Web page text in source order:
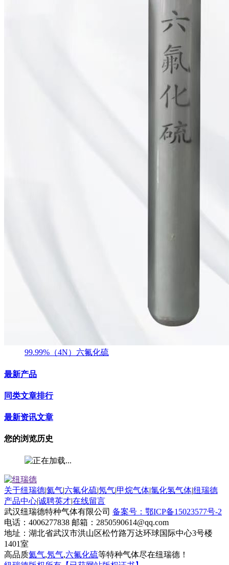
99.99%（4N）六氟化硫
最新产品
同类文章排行
最新资讯文章
您的浏览历史
关于纽瑞德|氦气|六氟化硫|氖气|甲烷气体|氯化氢气体|纽瑞德
产品中心|诚聘英才|在线留言
武汉纽瑞德特种气体有限公司 备案号：鄂ICP备15023577号-2
电话：4006277838 邮箱：2850590614@qq.com
地址：湖北省武汉市洪山区松竹路万达环球国际中心3号楼
1401室
高品质氦气,氖气,六氟化硫等特种气体尽在纽瑞德！